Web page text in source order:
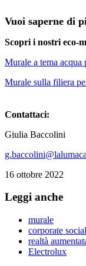
Vuoi saperne di
Scopri i nostri eco-
Murale a tema
Murale sulla filiera
Contattaci:
Giulia Baccolini
16 ottobre 2022
Leggi anche
murale
corporate
realtà
Electrolux